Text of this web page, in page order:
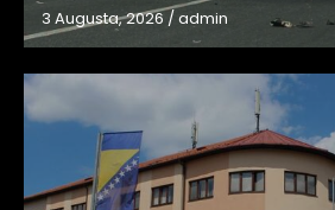
3 Augusta, 2026/admin